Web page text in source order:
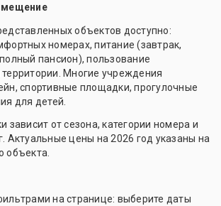
объектов доступно:
номерах, питание (завтрак,
пансион), пользование
Многие учреждения
спортивные площадки, прогулочные
для детей.
зависит от сезона, категории номера и
Актуальные цены на 2026 год указаны на
объекта.
на странице: выберите даты